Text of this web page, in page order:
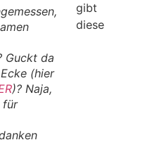
Guckt da
(hier
)? Naja,
für
gibt
diese